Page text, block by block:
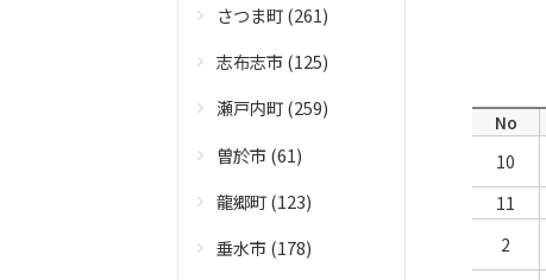
No
10
11
2
さつま町 (261)
志布志市 (125)
瀬戸内町 (259)
曽於市 (61)
龍郷町 (123)
垂水市 (178)